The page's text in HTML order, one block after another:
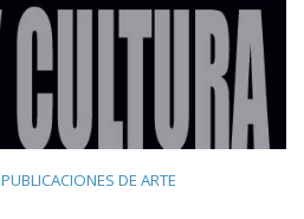
PUBLICACIONES DE ARTE